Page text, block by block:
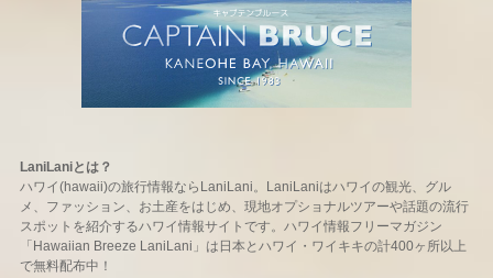
LaniLaniとは？
ハワイ(hawaii)の旅行情報ならLaniLani。LaniLaniはハワイの観光、グル
メ、ファッション、お土産をはじめ、現地オプショナルツアーや話題の流行
スポットを紹介するハワイ情報サイトです。ハワイ情報フリーマガジン
「Hawaiian Breeze LaniLani」は日本とハワイ・ワイキキの計400ヶ所以上
で無料配布中！